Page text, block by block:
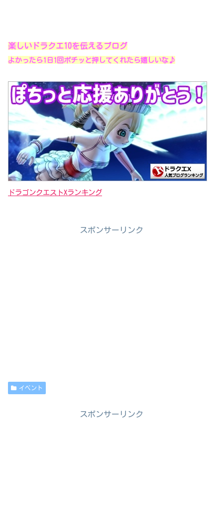
楽しいドラクエ10を伝えるブログ
よかったら1日1回ポチッと押してくれたら嬉しいな♪
ドラゴンクエストXランキング
スポンサーリンク
イベント
スポンサーリンク